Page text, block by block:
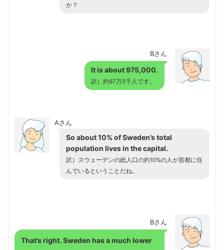
か？
Bさん
It is about 975,000.
訳）約97万5千人です。
Aさん
So about 10% of Sweden’s total
population lives in the capital.
訳）スウェーデンの総人口の約10%の人が首都に住
んでいるということだね。
Bさん
That’s right. Sweden has a much lower